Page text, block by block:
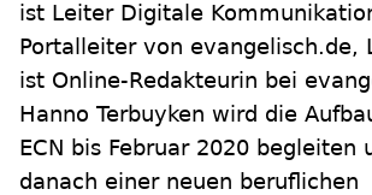
ist Leiter Digitale
Portalleiter von evangelisch.de,
ist Online-Redakteurin bei
Hanno Terbuyken wird die
ECN bis Februar 2020 begleiten
danach einer neuen beruflichen